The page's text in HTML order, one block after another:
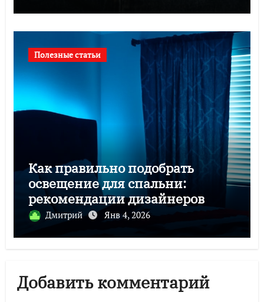
Полезные статьи
Как правильно подобрать
освещение для спальни:
рекомендации дизайнеров
Дмитрий Янв 4, 2026
Добавить комментарий